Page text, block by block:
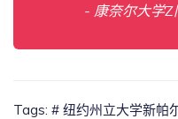
- 康奈尔大学
Tags: # 纽约州立大学新帕